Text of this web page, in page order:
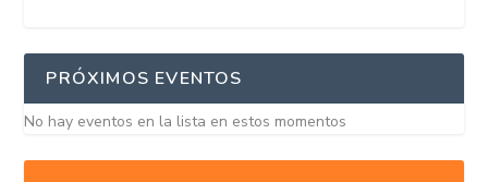
PRÓXIMOS EVENTOS
No hay eventos en la lista en estos momentos